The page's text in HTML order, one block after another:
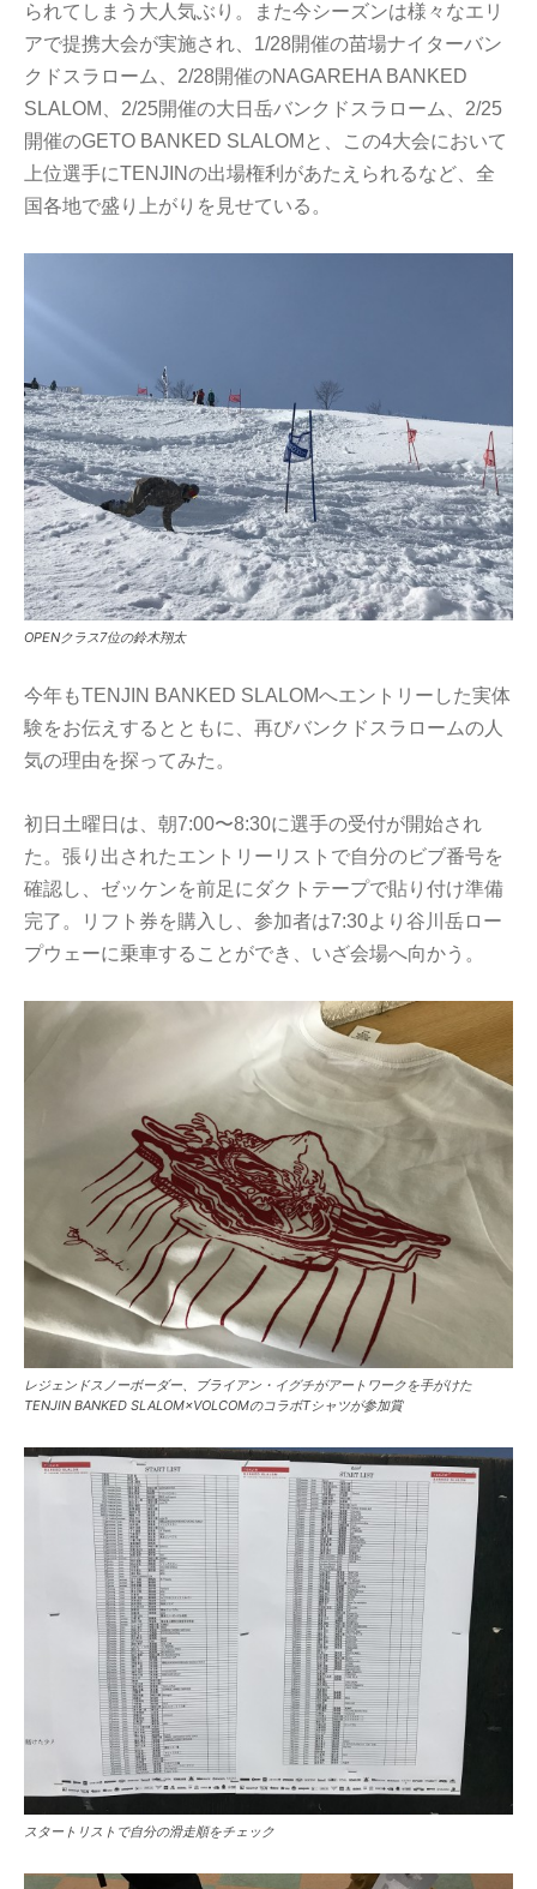
られてしまう大人気ぶり。また今シーズンは様々なエリ
アで提携大会が実施され、1/28開催の苗場ナイターバン
クドスラローム、2/28開催のNAGAREHA BANKED
SLALOM、2/25開催の大日岳バンクドスラローム、2/25
開催のGETO BANKED SLALOMと、この4大会において
上位選手にTENJINの出場権利があたえられるなど、全
国各地で盛り上がりを見せている。
OPENクラス7位の鈴木翔太
今年もTENJIN BANKED SLALOMへエントリーした実体
験をお伝えするとともに、再びバンクドスラロームの人
気の理由を探ってみた。
初日土曜日は、朝7:00〜8:30に選手の受付が開始され
た。張り出されたエントリーリストで自分のビブ番号を
確認し、ゼッケンを前足にダクトテープで貼り付け準備
完了。リフト券を購入し、参加者は7:30より谷川岳ロー
プウェーに乗車することができ、いざ会場へ向かう。
レジェンドスノーボーダー、ブライアン・イグチがアートワークを手がけた
TENJIN BANKED SLALOM×VOLCOMのコラボTシャツが参加賞
スタートリストで自分の滑走順をチェック